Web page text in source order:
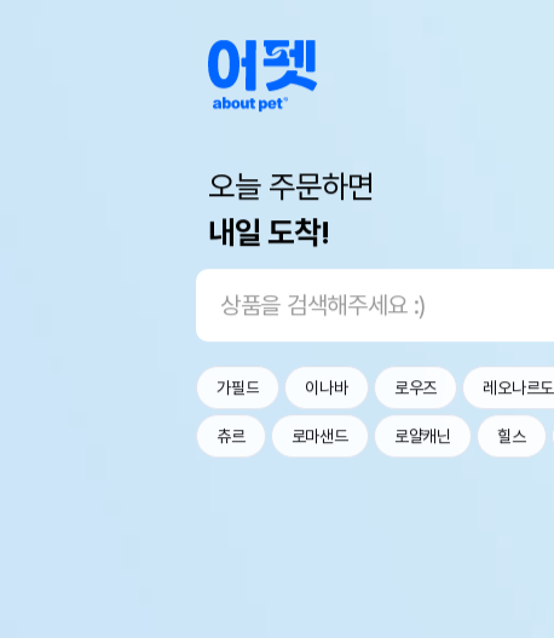
오늘 주문하면
내일 도착!
가필드 이나바 로우즈 레오나르도
츄르 로마샌드 로얄캐닌 힐스